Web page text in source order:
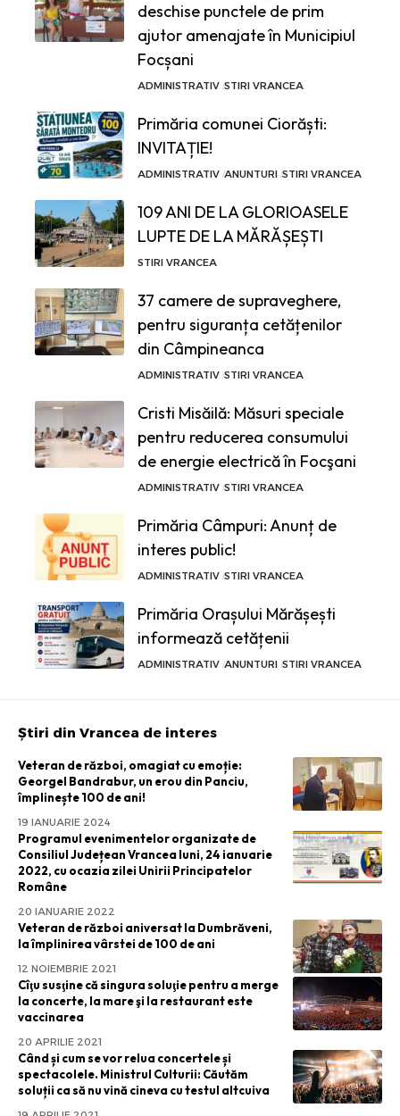
deschise punctele de prim
ajutor amenajate în Municipiul
Focșani
ADMINISTRATIV STIRI VRANCEA
Primăria comunei Ciorăști:
INVITAȚIE!
ADMINISTRATIV ANUNTURI STIRI VRANCEA
109 ANI DE LA GLORIOASELE
LUPTE DE LA MĂRĂȘEȘTI
STIRI VRANCEA
37 camere de supraveghere,
pentru siguranța cetățenilor
din Câmpineanca
ADMINISTRATIV STIRI VRANCEA
Cristi Misăilă: Măsuri speciale
pentru reducerea consumului
de energie electrică în Focşani
ADMINISTRATIV STIRI VRANCEA
Primăria Câmpuri: Anunț de
interes public!
ADMINISTRATIV STIRI VRANCEA
Primăria Orașului Mărășești
informează cetățenii
ADMINISTRATIV ANUNTURI STIRI VRANCEA
Știri din Vrancea de interes
Veteran de război, omagiat cu emoție:
Georgel Bandrabur, un erou din Panciu,
împlinește 100 de ani!
19 IANUARIE 2024
Programul evenimentelor organizate de
Consiliul Județean Vrancea luni, 24 ianuarie
2022, cu ocazia zilei Unirii Principatelor
Române
20 IANUARIE 2022
Veteran de război aniversat la Dumbrăveni,
la împlinirea vârstei de 100 de ani
12 NOIEMBRIE 2021
Cîţu susţine că singura soluţie pentru a merge
la concerte, la mare şi la restaurant este
vaccinarea
20 APRILIE 2021
Când și cum se vor relua concertele și
spectacolele. Ministrul Culturii: Căutăm
soluții ca să nu vină cineva cu testul altcuiva